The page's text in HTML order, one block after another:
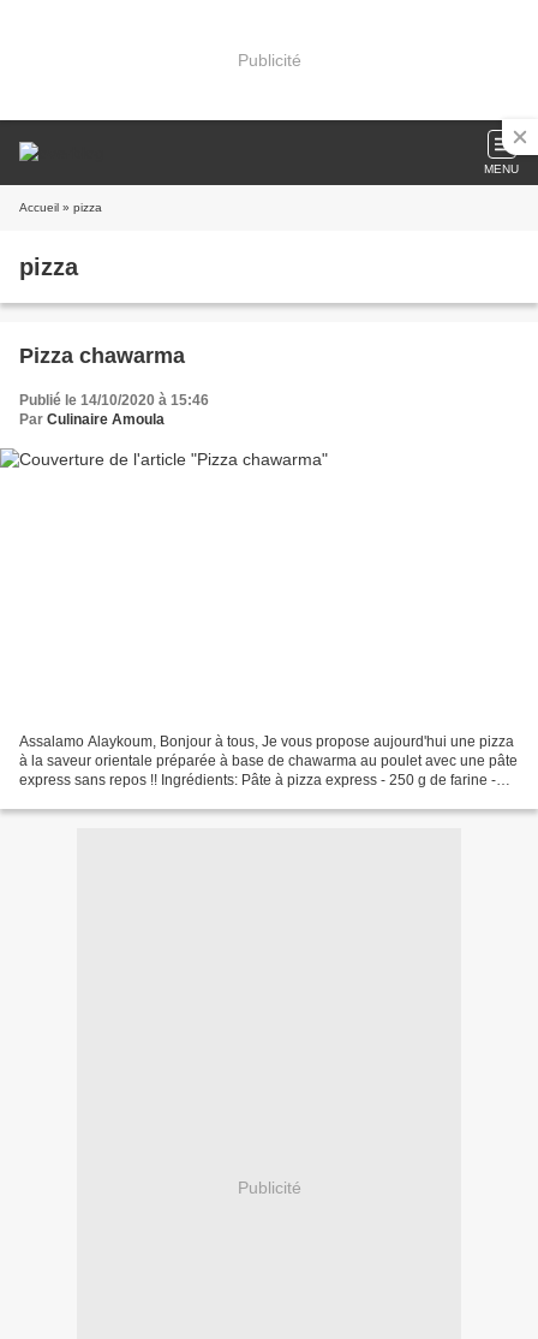
Publicité
MENU
Accueil » pizza
pizza
Pizza chawarma
Publié le 14/10/2020 à 15:46
Par Culinaire Amoula
Assalamo Alaykoum, Bonjour à tous, Je vous propose aujourd'hui une pizza
à la saveur orientale préparée à base de chawarma au poulet avec une pâte
express sans repos !! Ingrédients: Pâte à pizza express - 250 g de farine -
Publicité